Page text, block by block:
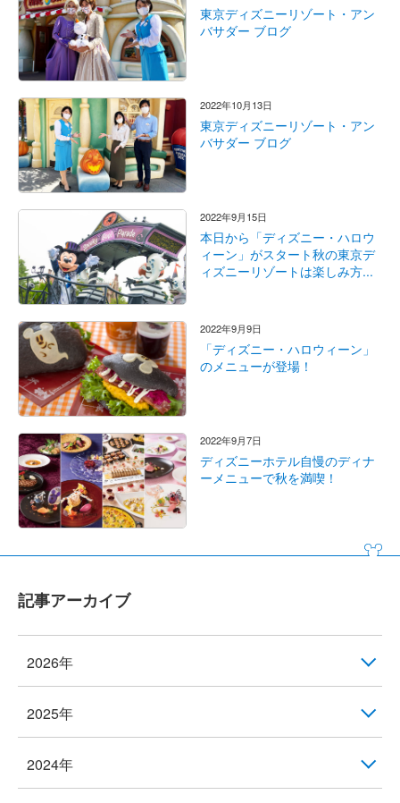
東京ディズニーリゾート・アン
バサダー ブログ
2022年10月13日
東京ディズニーリゾート・アン
バサダー ブログ
2022年9月15日
本日から「ディズニー・ハロウ
ィーン」がスタート秋の東京デ
ィズニーリゾートは楽しみ方...
2022年9月9日
「ディズニー・ハロウィーン」
のメニューが登場！
2022年9月7日
ディズニーホテル自慢のディナ
ーメニューで秋を満喫！
記事アーカイブ
2026年
2025年
2024年